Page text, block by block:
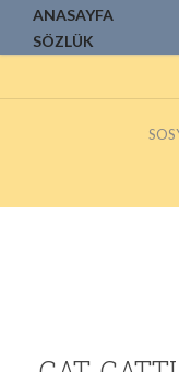
ANASAYFA
SÖZLÜK